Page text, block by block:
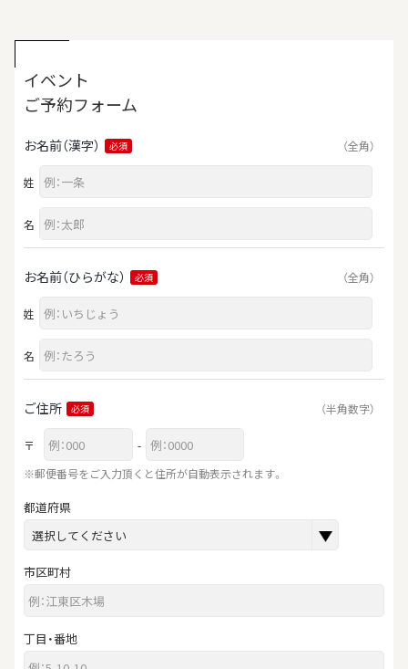
イベント
ご予約フォーム
お名前（漢字） 必須 （全角）
姓
名
お名前（ひらがな） 必須 （全角）
姓
名
ご住所 必須 （半角数字）
〒
-
※郵便番号をご入力頂くと住所が自動表示されます。
都道府県
市区町村
丁目・番地